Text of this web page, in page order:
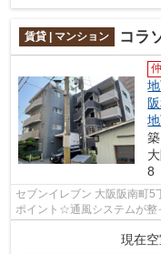
賃貸 | マンション コラ
8
セブンイレブン 大阪阪南町5
ポイント☆通風システムが整
現在空